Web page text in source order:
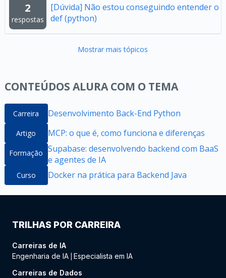
2
respostas
[Dúvida] Não estou conseguindo entender o
def (python)
Mostrar mais tópicos
CONTEÚDOS ALURA COM O TEMA
Carreira Desenvolvimento Back-End Python
Artigo MCP: o que é, como funciona e diferenças
Formação Supabase: desenvolvendo backend com BaaS
e agentes de IA
Curso Docker na prática para Backend Java
TRILHAS POR CARREIRA
Carreiras de IA
Engenharia de IA Especialista em IA
Carreiras de Dados